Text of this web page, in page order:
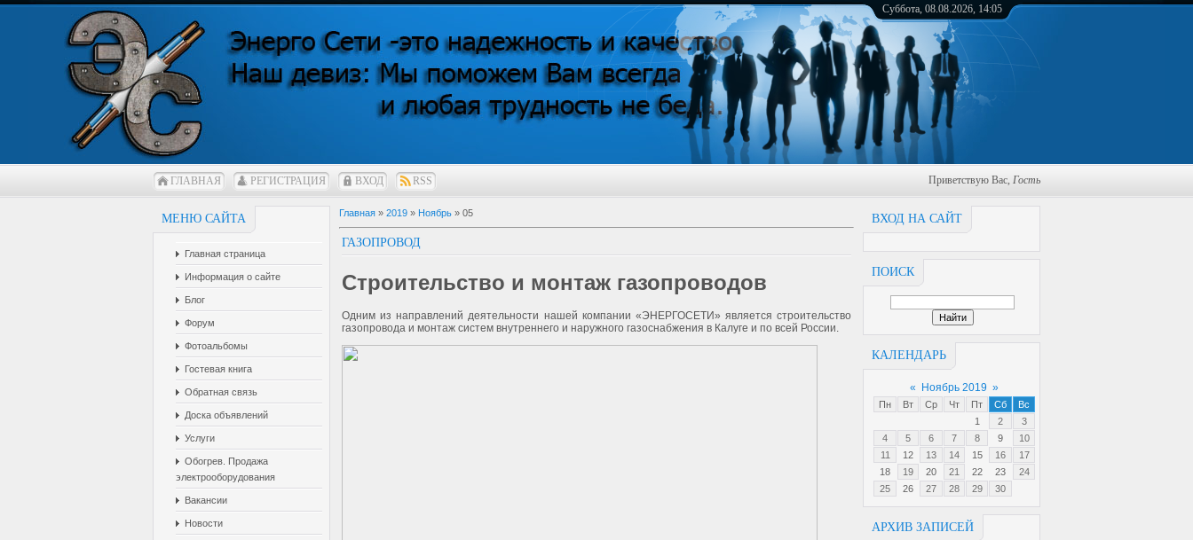
Суббота, 08.08.2026, 14:05
ГЛАВНАЯ РЕГИСТРАЦИЯ ВХОД RSS Приветствую Вас, Гость
МЕНЮ САЙТА
Главная страница
Информация о сайте
Блог
Форум
Фотоальбомы
Гостевая книга
Обратная связь
Доска объявлений
Услуги
Обогрев. Продажа
электрооборудования
Вакансии
Новости
ВХОД НА САЙТ
ПОИСК
КАЛЕНДАРЬ
« Ноябрь 2019 »
Пн Вт Ср Чт Пт Сб
Вс
1
2
3
4
5 6 7 8 9
10
11
12 13 14 15 16
17
18
19 20 21 22 23
24
25
26 27 28 29 30
АРХИВ ЗАПИСЕЙ
Главная » 2019 » Ноябрь » 05
ГАЗОПРОВОД
Строительство и монтаж газопроводов
Одним из направлений деятельности нашей компании «ЭНЕРГОСЕТИ» является строительство
газопровода и монтаж систем внутреннего и наружного газоснабжения в Калуге и по всей России.